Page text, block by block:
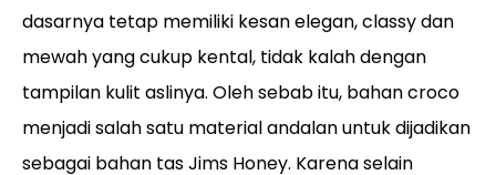
dasarnya tetap memiliki kesan elegan, classy dan
mewah yang cukup kental, tidak kalah dengan
tampilan kulit aslinya. Oleh sebab itu, bahan croco
menjadi salah satu material andalan untuk dijadikan
sebagai bahan tas Jims Honey. Karena selain